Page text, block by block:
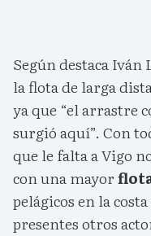
Según destaca Iván
la flota de larga
ya que “el arrastre
surgió aquí”. Con
que le falta a Vigo
con una mayor
pelágicos en la
presentes otros